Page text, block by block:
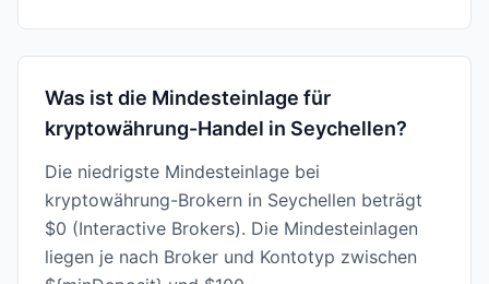
Was ist die Mindesteinlage für
kryptowährung-Handel in Seychellen?
Die niedrigste Mindesteinlage bei
kryptowährung-Brokern in Seychellen beträgt
$0 (Interactive Brokers). Die Mindesteinlagen
liegen je nach Broker und Kontotyp zwischen